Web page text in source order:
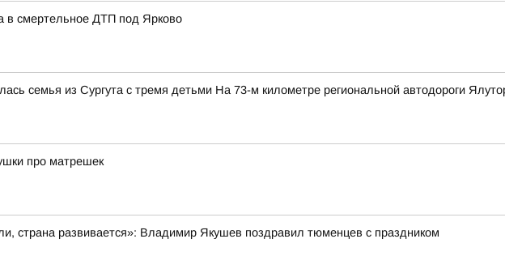
в смертельное ДТП под Ярково
семья из Сургута с тремя детьми На 73-м километре региональной автодороги
про матрешек
страна развивается»: Владимир Якушев поздравил тюменцев с праздником